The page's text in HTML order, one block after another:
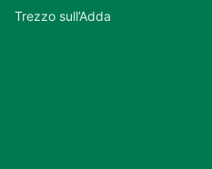
Trezzo sull’Adda